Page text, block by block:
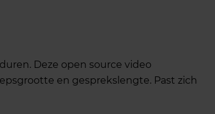
Deze open source video
en gesprekslengte. Past zich